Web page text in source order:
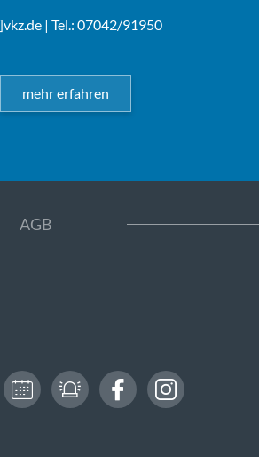
| Tel.: 07042/91950
mehr erfahren
AGB